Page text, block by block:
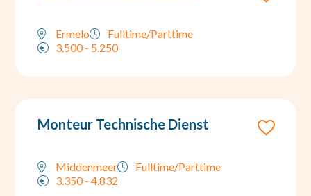
Ermelo
Fulltime/Parttime
3.500 - 5.250
Monteur Technische Dienst
Middenmeer
Fulltime/Parttime
3.350 - 4.832